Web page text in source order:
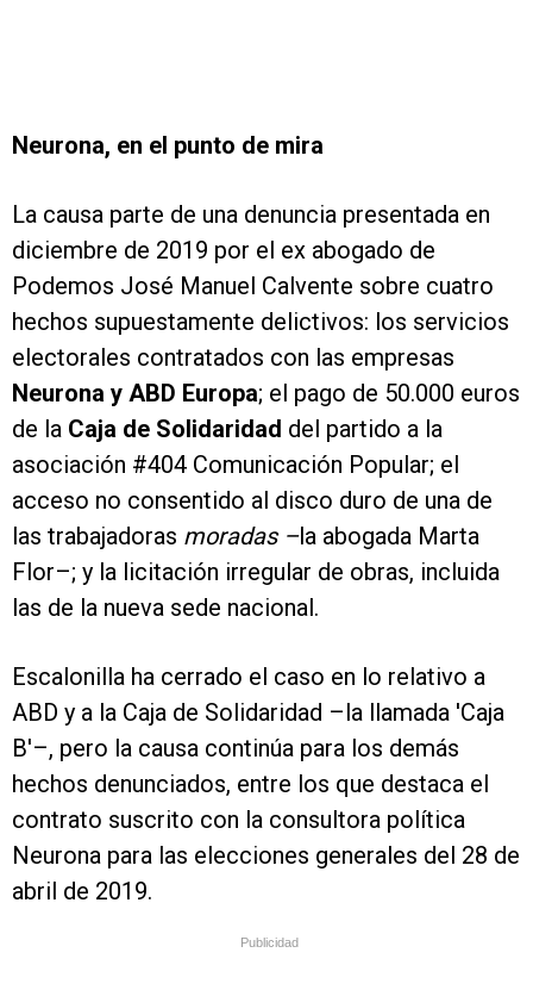
Neurona, en el punto de mira
La causa parte de una denuncia presentada en
diciembre de 2019 por el ex abogado de
Podemos José Manuel Calvente sobre cuatro
hechos supuestamente delictivos: los servicios
electorales contratados con las empresas
Neurona y ABD Europa; el pago de 50.000 euros
de la Caja de Solidaridad del partido a la
asociación #404 Comunicación Popular; el
acceso no consentido al disco duro de una de
las trabajadoras moradas –la abogada Marta
Flor–; y la licitación irregular de obras, incluida
las de la nueva sede nacional.
Escalonilla ha cerrado el caso en lo relativo a
ABD y a la Caja de Solidaridad –la llamada 'Caja
B'–, pero la causa continúa para los demás
hechos denunciados, entre los que destaca el
contrato suscrito con la consultora política
Neurona para las elecciones generales del 28 de
abril de 2019.
Publicidad